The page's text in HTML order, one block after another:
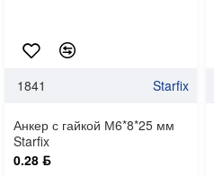
1841 Starfix
Анкер с гайкой М6*8*25 мм
Starfix
0.28 ƃ